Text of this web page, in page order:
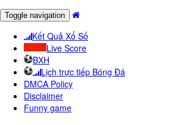
Toggle navigation
Kết Quả Xổ Số
Live Score
BXH
Lịch trực tiếp Bóng Đá
DMCA Policy
Disclaimer
Funny game